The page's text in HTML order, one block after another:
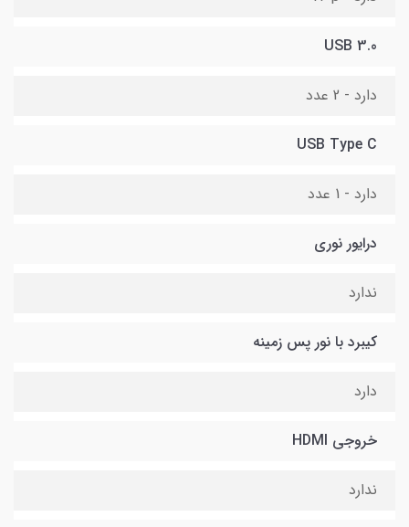
USB 3.0
دارد - 2 عدد
USB Type C
دارد - 1 عدد
درایور نوری
ندارد
کیبرد با نور پس زمینه
دارد
خروجی HDMI
ندارد